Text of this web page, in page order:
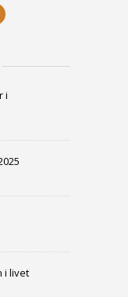
i
i livet